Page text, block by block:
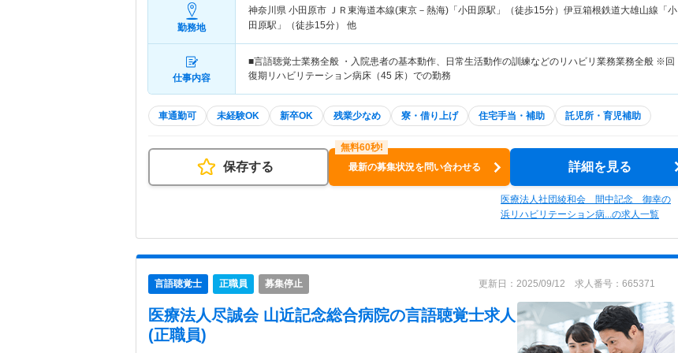
勤務地
神奈川県 小田原市 ＪＲ東海道本線(東京－熱海)「小田原駅」（徒歩15分）伊豆箱根鉄道大雄山線「小
田原駅」（徒歩15分） 他
仕事内容
■言語聴覚士業務全般 ・入院患者の基本動作、日常生活動作の訓練などのリハビリ業務業務全般 ※回
復期リハビリテーション病床（45 床）での勤務
車通勤可 未経験OK 新卒OK 残業少なめ 寮・借り上げ 住宅手当・補助 託児所・育児補助
保存する 最新の募集状況を問い合わせる 詳細を見る
医療法人社団綾和会 間中記念 御幸の
浜リハビリテーション病...の求人一覧
言語聴覚士 正職員 募集停止 更新日：2025/09/12 求人番号：665371
医療法人尽誠会 山近記念総合病院の言語聴覚士求人
(正職員)